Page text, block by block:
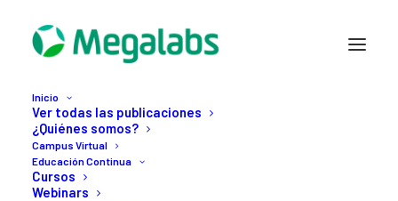
Inicio
Ver todas las publicaciones
¿Quiénes somos?
Campus Virtual
Educación Continua
Cursos
Webinars